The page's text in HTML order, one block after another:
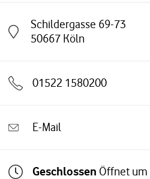
Schildergasse 69-73
50667 Köln
Link öffnet in einem neuen Tab
01522 1580200
E-Mail
Geschlossen Öffnet um